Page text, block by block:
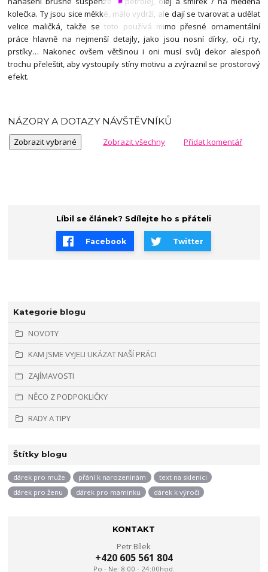
Kategorie blogu
NOVOTY
KAM JSME VYJELI UKÁZAT NAŠÍ PRÁCI
ZAJÍMAVOSTI
NĚCO Z PODPOKLIČKY
RADY A TIPY
Štítky blogu
dárek pro muže přání k narozeninám
text na sklenici
dárek pro ženu
dárek pro maminku dárek k výročí
KONTAKT
Petr Bílek
+420 605 561 804
Po - Ne: 8:00 - 24:00hod.
kolečka. Ty jsou sice měkké, málo vydrží, ale dají se tvarovat a udělat
velice maličká, takže se toto používá mimo přesné ornamentální
práce hlavně na nejmenší detajly, jako jsou nosní dírky, oč,i rty,
prstíky… Nakonec ovšem většinou i oni musí svůj dekor alespoň
trochu přeleštit, aby vystoupily stíny motivu a zvýraznil se prostorový
efekt.
NÁZORY A DOTAZY NÁVŠTĚVNÍKŮ
Zobrazit všechny Přidat komentář
Líbil se článek? Sdílejte ho s přáteli
Facebook Twitter